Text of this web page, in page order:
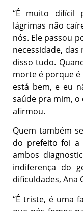
“É muito difícil
lágrimas não
nós. Ele passou
necessidade,
disso tudo.
morte é porque é
está bem, e eu
saúde pra mim, o
afirmou.
Quem também
do prefeito foi a
ambos
indiferença do
dificuldades, Ana
“É triste, é uma